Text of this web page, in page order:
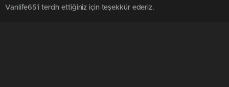
Vanlife65'i tercih ettiğiniz için teşekkür ederiz.